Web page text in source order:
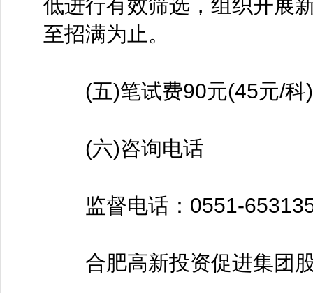
低进行有效筛选，组织开展
至招满为止。
(五)笔试费90元(45元/科)
(六)咨询电话
监督电话：0551-
合肥高新投资促进集团股